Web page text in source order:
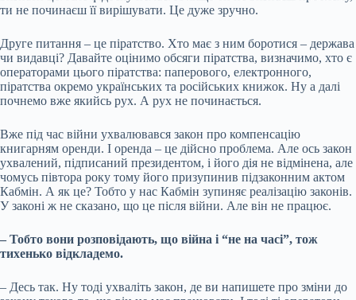
ти не починаєш її вирішувати. Це дуже зручно.
Друге питання – це піратство. Хто має з ним боротися – держава
чи видавці? Давайте оцінимо обсяги піратства, визначимо, хто є
операторами цього піратства: паперового, електронного,
піратства окремо українських та російських книжок. Ну а далі
почнемо вже якийсь рух. А рух не починається.
Вже під час війни ухвалювався закон про компенсацію
книгарням оренди. І оренда – це дійсно проблема. Але ось закон
ухвалений, підписаний президентом, і його дія не відмінена, але
чомусь півтора року тому його призупинив підзаконним актом
Кабмін. А як це? Тобто у нас Кабмін зупиняє реалізацію законів.
У законі ж не сказано, що це після війни. Але він не працює.
– Тобто вони розповідають, що війна і “не на часі”, тож
тихенько відкладемо.
– Десь так. Ну тоді ухваліть закон, де ви напишете про зміни до